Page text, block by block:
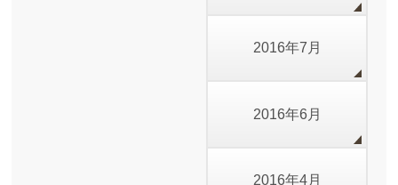
2016年7月
2016年6月
2016年4月